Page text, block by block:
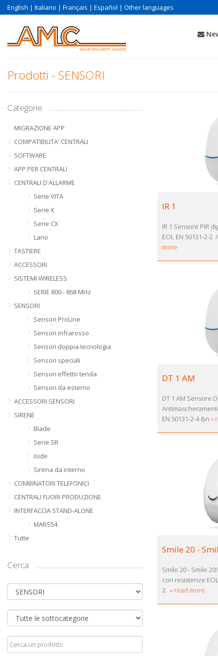
English | Italiano | Français | Español | Other languages
Prodotti - SENSORI
Categorie
MIGRAZIONE APP
COMPATIBILITA' CENTRALI
SOFTWARE
APP PER CENTRALI
CENTRALI D'ALLARME
Serie VITA
Serie X
Serie CX
Lario
TASTIERE
ACCESSORI
SISTEMI WIRELESS
SERIE 800 - 868 MHz
SENSORI
Sensori ProLine
Sensori infrarosso
Sensori doppia tecnologia
Sensori speciali
Sensori effetto tenda
Sensori da esterno
ACCESSORI SENSORI
SIRENE
Blade
Serie SR
Iside
Sirena da interno
COMBINATORI TELEFONICI
CENTRALI FUORI PRODUZIONE
INTERFACCIA STAND-ALONE
MARS54
Tutte
Cerca
IR 1
IR 1 Sensore PIR
EOL EN 50131-2-
more
DT 1 AM
DT 1 AM Sensore
EN 50131-2-4 &n »
Smile 20 -
Smile 20 - Smile
con resistenze
2 » read more